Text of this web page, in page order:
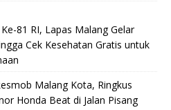
81 RI, Lapas Malang Gelar
Cek Kesehatan Gratis untuk
Malang Kota, Ringkus
Honda Beat di Jalan Pisang